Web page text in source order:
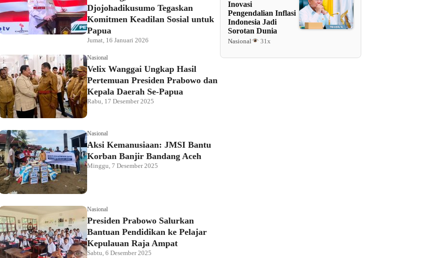
Djojohadikusumo Tegaskan
Komitmen Keadilan Sosial untuk
Papua
Jumat, 16 Januari 2026
Nasional
Velix Wanggai Ungkap Hasil
Pertemuan Presiden Prabowo dan
Kepala Daerah Se-Papua
Rabu, 17 Desember 2025
Nasional
Aksi Kemanusiaan: JMSI Bantu
Korban Banjir Bandang Aceh
Minggu, 7 Desember 2025
Nasional
Presiden Prabowo Salurkan
Bantuan Pendidikan ke Pelajar
Kepulauan Raja Ampat
Sabtu, 6 Desember 2025
Inovasi
Pengendalian Inflasi
Indonesia Jadi
Sorotan Dunia
Nasional 31x